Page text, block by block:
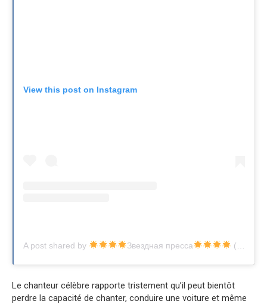
View this post on Instagram
A post shared by Звездная пресса (@zvezdnaiapre)
Le chanteur célèbre rapporte tristement qu’il peut bientôt
perdre la capacité de chanter, conduire une voiture et même